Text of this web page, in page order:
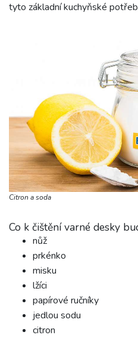
tyto základní kuchyňské
Citron a soda
Co k čištění varné desky
nůž
prkénko
misku
lžíci
papírové ručníky
jedlou sodu
citron